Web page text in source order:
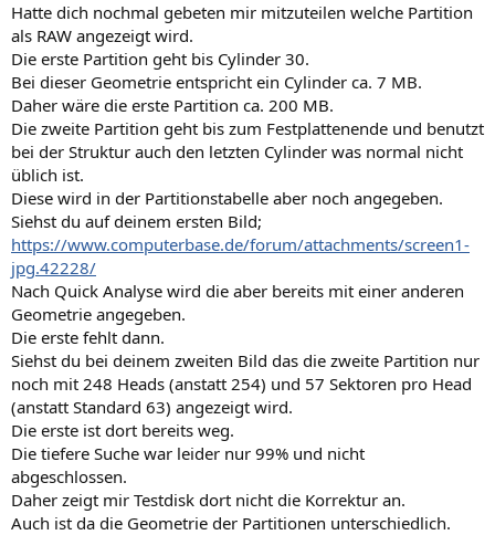
Hatte dich nochmal gebeten mir mitzuteilen welche Partition
als RAW angezeigt wird.
Die erste Partition geht bis Cylinder 30.
Bei dieser Geometrie entspricht ein Cylinder ca. 7 MB.
Daher wäre die erste Partition ca. 200 MB.
Die zweite Partition geht bis zum Festplattenende und benutzt
bei der Struktur auch den letzten Cylinder was normal nicht
üblich ist.
Diese wird in der Partitionstabelle aber noch angegeben.
Siehst du auf deinem ersten Bild;
https://www.computerbase.de/forum/attachments/screen1-
jpg.42228/
Nach Quick Analyse wird die aber bereits mit einer anderen
Geometrie angegeben.
Die erste fehlt dann.
Siehst du bei deinem zweiten Bild das die zweite Partition nur
noch mit 248 Heads (anstatt 254) und 57 Sektoren pro Head
(anstatt Standard 63) angezeigt wird.
Die erste ist dort bereits weg.
Die tiefere Suche war leider nur 99% und nicht
abgeschlossen.
Daher zeigt mir Testdisk dort nicht die Korrektur an.
Auch ist da die Geometrie der Partitionen unterschiedlich.